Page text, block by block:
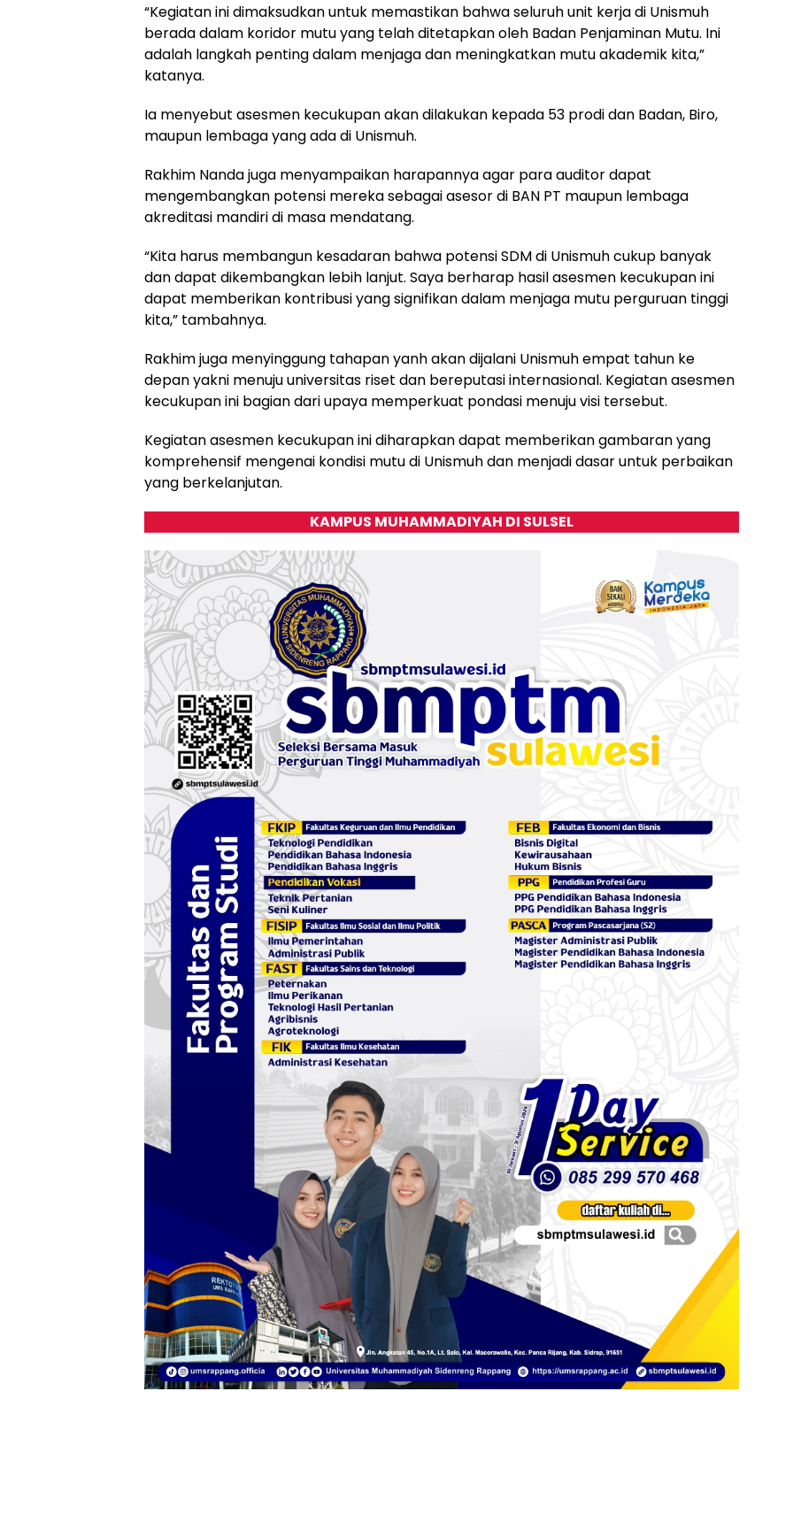
“Kegiatan ini dimaksudkan untuk memastikan bahwa seluruh unit kerja di Unismuh
berada dalam koridor mutu yang telah ditetapkan oleh Badan Penjaminan Mutu. Ini
adalah langkah penting dalam menjaga dan meningkatkan mutu akademik kita,”
katanya.
Ia menyebut asesmen kecukupan akan dilakukan kepada 53 prodi dan Badan, Biro,
maupun lembaga yang ada di Unismuh.
Rakhim Nanda juga menyampaikan harapannya agar para auditor dapat
mengembangkan potensi mereka sebagai asesor di BAN PT maupun lembaga
akreditasi mandiri di masa mendatang.
“Kita harus membangun kesadaran bahwa potensi SDM di Unismuh cukup banyak
dan dapat dikembangkan lebih lanjut. Saya berharap hasil asesmen kecukupan ini
dapat memberikan kontribusi yang signifikan dalam menjaga mutu perguruan tinggi
kita,” tambahnya.
Rakhim juga menyinggung tahapan yanh akan dijalani Unismuh empat tahun ke
depan yakni menuju universitas riset dan bereputasi internasional. Kegiatan asesmen
kecukupan ini bagian dari upaya memperkuat pondasi menuju visi tersebut.
Kegiatan asesmen kecukupan ini diharapkan dapat memberikan gambaran yang
komprehensif mengenai kondisi mutu di Unismuh dan menjadi dasar untuk perbaikan
yang berkelanjutan.
KAMPUS MUHAMMADIYAH DI SULSEL
Klik Banner UNISMUH MAKASSAR